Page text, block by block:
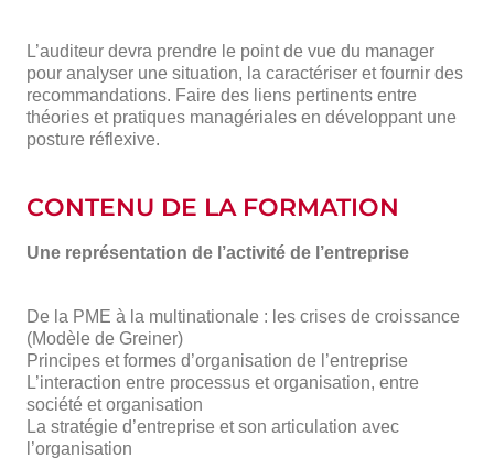
L’auditeur devra prendre le point de vue du manager
pour analyser une situation, la caractériser et fournir des
recommandations. Faire des liens pertinents entre
théories et pratiques managériales en développant une
posture réflexive.
CONTENU DE LA FORMATION
Une représentation de l’activité de l’entreprise
De la PME à la multinationale : les crises de croissance
(Modèle de Greiner)
Principes et formes d’organisation de l’entreprise
L’interaction entre processus et organisation, entre
société et organisation
La stratégie d’entreprise et son articulation avec
l’organisation